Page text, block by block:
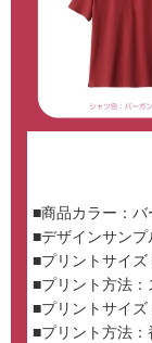
■商品カラー：バ
■デザインサンプ
■プリントサイ
■プリント方法：
■プリントサイ
■プリント方法：